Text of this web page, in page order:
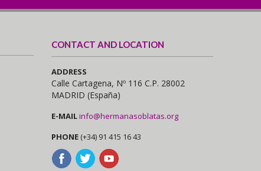
CONTACT AND LOCATION
ADDRESS
Calle Cartagena, Nº 116 C.P. 28002
MADRID (España)
E-MAILinfo@hermanasoblatas.org
PHONE (+34) 91 415 16 43